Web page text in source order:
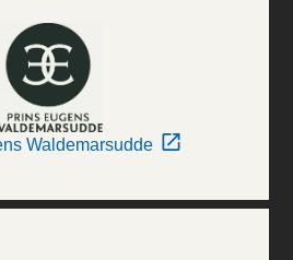
Waldemarsudde